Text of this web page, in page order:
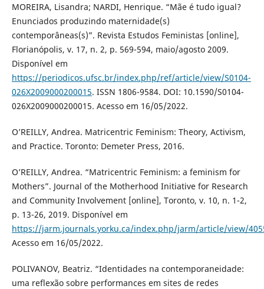
MOREIRA, Lisandra; NARDI, Henrique. “Mãe é tudo igual?
Enunciados produzindo maternidade(s)
contemporâneas(s)”. Revista Estudos Feministas [online],
Florianópolis, v. 17, n. 2, p. 569-594, maio/agosto 2009.
Disponível em
https://periodicos.ufsc.br/index.php/ref/article/view/S0104-
026X2009000200015. ISSN 1806-9584. DOI: 10.1590/S0104-
026X2009000200015. Acesso em 16/05/2022.
O’REILLY, Andrea. Matricentric Feminism: Theory, Activism,
and Practice. Toronto: Demeter Press, 2016.
O’REILLY, Andrea. “Matricentric Feminism: a feminism for
Mothers”. Journal of the Motherhood Initiative for Research
and Community Involvement [online], Toronto, v. 10, n. 1-2,
p. 13-26, 2019. Disponível em
https://jarm.journals.yorku.ca/index.php/jarm/article/view/
Acesso em 16/05/2022.
POLIVANOV, Beatriz. “Identidades na contemporaneidade:
uma reflexão sobre performances em sites de redes